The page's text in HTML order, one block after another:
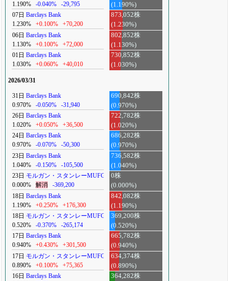
1.190%
-0.040% -29,795
(1.190%)
07日 Barclays Bank
1.230%
+0.100% +70,200
873,052株
(1.230%)
06日 Barclays Bank
1.130%
+0.100% +72,000
802,852株
(1.130%)
01日 Barclays Bank
1.030%
+0.060% +40,010
730,852株
(1.030%)
2026/03/31
31日 Barclays Bank
0.970%
-0.050% -31,940
690,842株
(0.970%)
26日 Barclays Bank
1.020%
+0.050% +36,500
722,782株
(1.020%)
24日 Barclays Bank
0.970%
-0.070% -50,300
686,282株
(0.970%)
23日 Barclays Bank
1.040%
-0.150% -105,500
736,582株
(1.040%)
23日 モルガン・スタンレーMUFG
0.000%
解消 -369,200
0株
(0.000%)
18日 Barclays Bank
1.190%
+0.250% +176,300
842,082株
(1.190%)
18日 モルガン・スタンレーMUFG
0.520%
-0.370% -265,174
369,200株
(0.520%)
17日 Barclays Bank
0.940%
+0.430% +301,500
665,782株
(0.940%)
17日 モルガン・スタンレーMUFG
0.890%
+0.100% +75,365
634,374株
(0.890%)
16日 Barclays Bank
364,282株